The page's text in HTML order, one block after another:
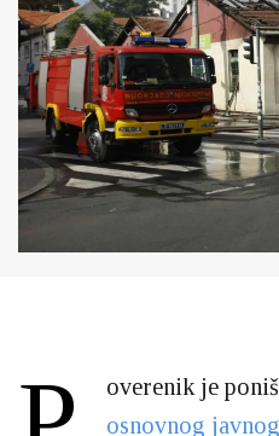
overenik je
osnovnog